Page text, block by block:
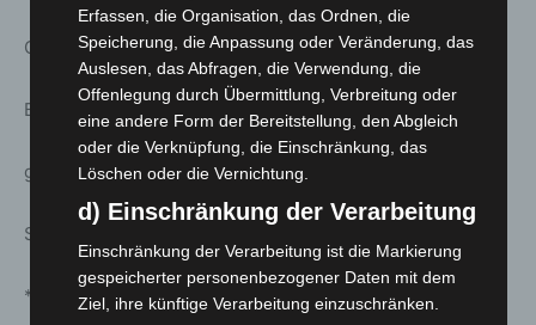
Gedämpfte Roulade und geschmorte Keule
Balsamicojus
glasiertes Gemüse Brokkoli, Möhren, Rosenkohl
Selleriecreme, Kartoffeldonut
***
Erfassen, die Organisation, das Ordnen, die
Speicherung, die Anpassung oder Veränderung, das
Auslesen, das Abfragen, die Verwendung, die
Offenlegung durch Übermittlung, Verbreitung oder
eine andere Form der Bereitstellung, den Abgleich
oder die Verknüpfung, die Einschränkung, das
Löschen oder die Vernichtung.
d) Einschränkung der Verarbeitung
Einschränkung der Verarbeitung ist die Markierung
gespeicherter personenbezogener Daten mit dem
Ziel, ihre künftige Verarbeitung einzuschränken.